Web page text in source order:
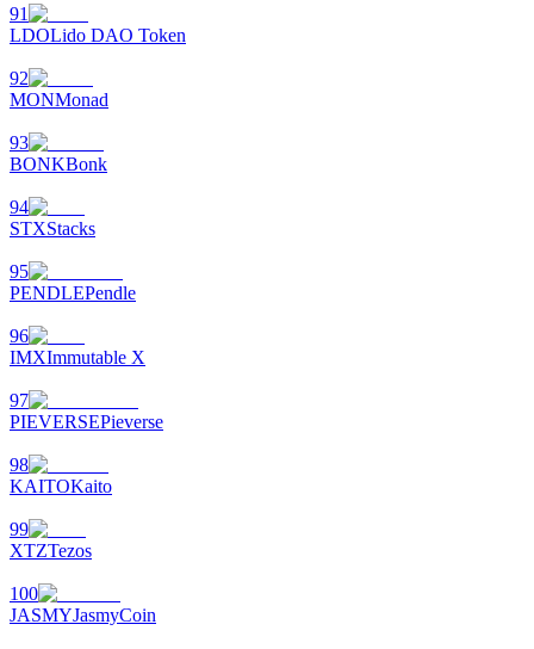
91
LDOLido DAO Token
92
MONMonad
93
BONKBonk
94
STXStacks
95
PENDLEPendle
96
IMXImmutable X
97
PIEVERSEPieverse
98
KAITOKaito
99
XTZTezos
100
JASMYJasmyCoin